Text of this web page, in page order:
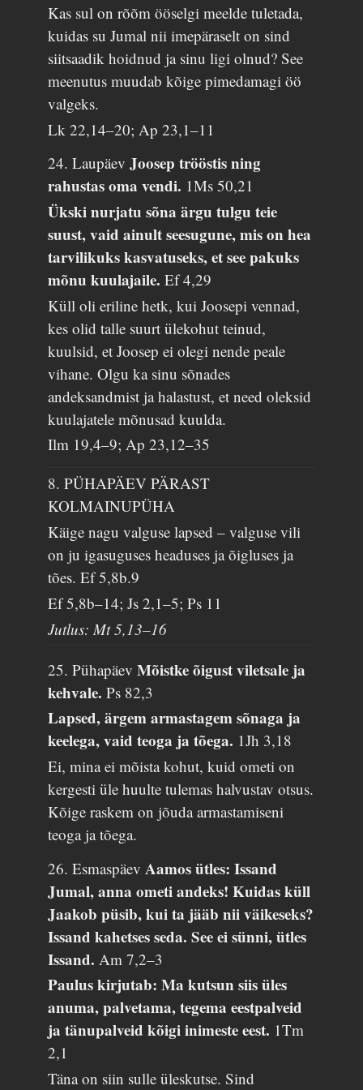
Kas sul on rõõm ööselgi meelde tuletada,
kuidas su Jumal nii imepäraselt on sind
siitsaadik hoidnud ja sinu ligi olnud? See
meenutus muudab kõige pimedamagi öö
valgeks.
Lk 22,14–20; Ap 23,1–11
24. LaupäevJoosep trööstis ning
rahustas oma vendi. 1Ms 50,21
Ükski nurjatu sõna ärgu tulgu teie
suust, vaid ainult seesugune, mis on hea
tarvilikuks kasvatuseks, et see pakuks
mõnu kuulajaile.Ef 4,29
Küll oli eriline hetk, kui Joosepi vennad,
kes olid talle suurt ülekohut teinud,
kuulsid, et Joosep ei olegi nende peale
vihane. Olgu ka sinu sõnades
andeksandmist ja halastust, et need oleksid
kuulajatele mõnusad kuulda.
Ilm 19,4–9; Ap 23,12–35
8. PÜHAPÄEV PÄRAST
KOLMAINUPÜHA
Käige nagu valguse lapsed – valguse vili
on ju igasuguses headuses ja õigluses ja
tões.Ef 5,8b.9
Ef 5,8b–14; Js 2,1–5; Ps 11
Jutlus: Mt 5,13–16
25. PühapäevMõistke õigust viletsale ja
kehvale.Ps 82,3
Lapsed, ärgem armastagem sõnaga ja
keelega, vaid teoga ja tõega. 1Jh 3,18
Ei, mina ei mõista kohut, kuid ometi on
kergesti üle huulte tulemas halvustav otsus.
Kõige raskem on jõuda armastamiseni
teoga ja tõega.
26. Esmaspäev Aamos ütles: Issand
Jumal, anna ometi andeks! Kuidas küll
Jaakob püsib, kui ta jääb nii väikeseks?
Issand kahetses seda. See ei sünni, ütles
Issand.Am 7,2–3
Paulus kirjutab: Ma kutsun siis üles
anuma, palvetama, tegema eestpalveid
ja tänupalveid kõigi inimeste eest. 1Tm
2,1
Täna on siin sulle üleskutse. Sind